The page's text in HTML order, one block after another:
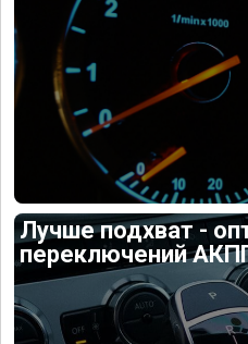
Лучше подхват -
переключений